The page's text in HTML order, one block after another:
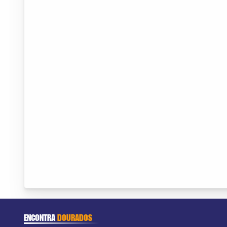
ENCONTRADOURADOS